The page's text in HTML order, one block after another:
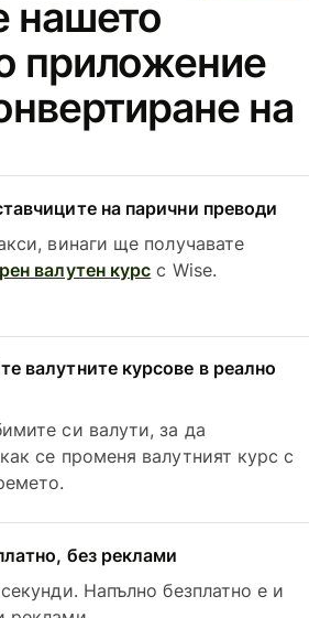
нашето
приложение
на
на парични преводи
винаги ще получавате
валутен курс с Wise.
валутните курсове в реално
си валути, за да
се променя валутният курс с
без реклами
Напълно безплатно е и